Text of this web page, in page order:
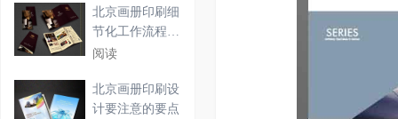
北京画册印刷细
节化工作流程解
析
阅读
北京画册印刷设
计要注意的要点